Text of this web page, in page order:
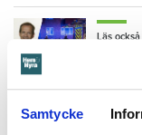
Samtycke
Läs också
kronor plus ränta